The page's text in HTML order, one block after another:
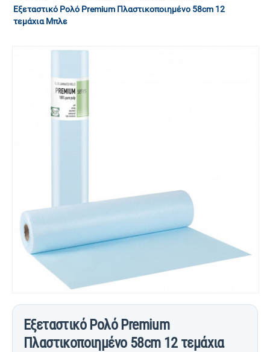
Εξεταστικό Ρολό Premium Πλαστικοποιημένο 58cm 12
τεμάχια Μπλε
Εξεταστικό Ρολό Premium
Πλαστικοποιημένο 58cm 12 τεμάχια